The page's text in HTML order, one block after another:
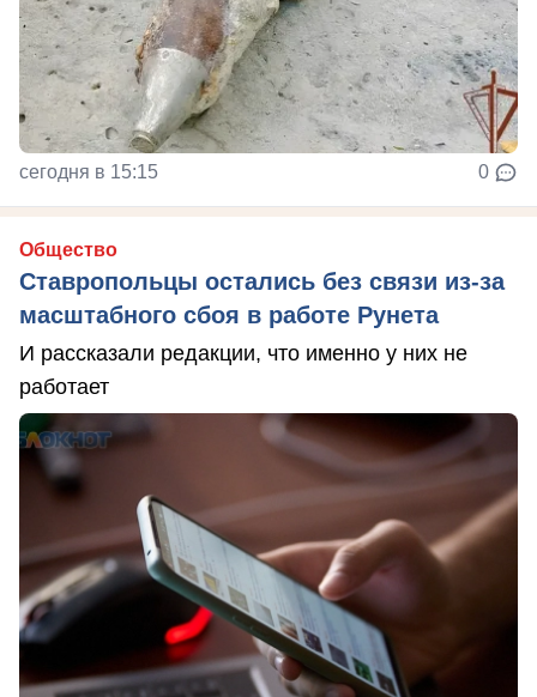
сегодня в 15:15 0
Общество
Ставропольцы остались без связи из-за
масштабного сбоя в работе Рунета
И рассказали редакции, что именно у них не
работает